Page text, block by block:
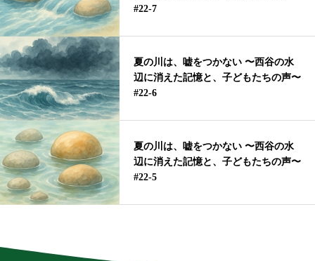
#22-7
夏の川は、嘘をつかない 〜西谷の水
辺に消えた記憶と、子どもたちの声〜
#22-6
夏の川は、嘘をつかない 〜西谷の水
辺に消えた記憶と、子どもたちの声〜
#22-5